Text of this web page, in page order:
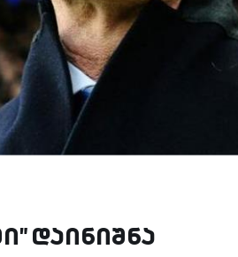
დაინიშნა